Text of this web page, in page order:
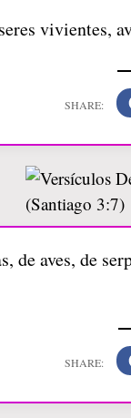
vivientes,
de aves, de